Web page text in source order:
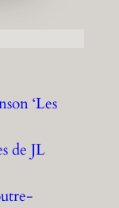
‘Les
de JL